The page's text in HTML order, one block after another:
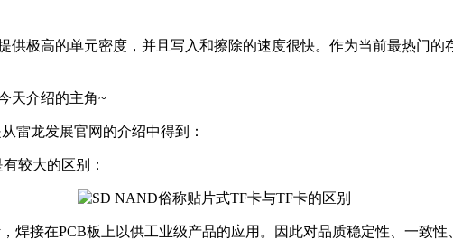
高的单元密度，并且写入和擦除的速度很快。作为当前最热门的
天介绍的主角~
龙发展官网的介绍中得到：
较大的区别：
接在PCB板上以供工业级产品的应用。因此对品质稳定性、一致性